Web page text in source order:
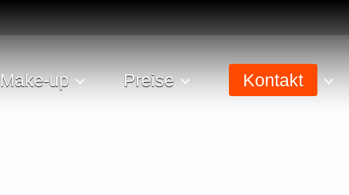
Make-up Preise Kontakt